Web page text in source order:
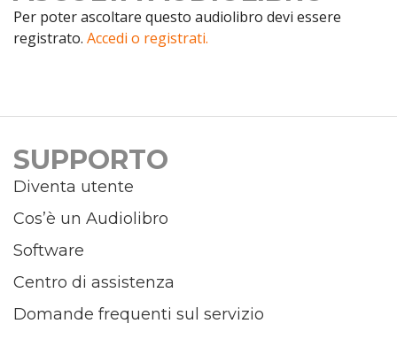
Per poter ascoltare questo audiolibro devi essere
registrato. Accedi o registrati.
SUPPORTO
Diventa utente
Cos’è un Audiolibro
Software
Centro di assistenza
Domande frequenti sul servizio